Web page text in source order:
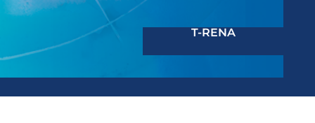
T-RENA